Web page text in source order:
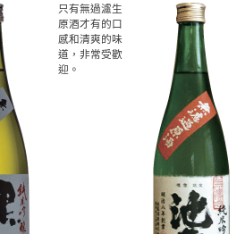
只有無過濾生
原酒才有的口
感和清爽的味
道，非常受歡
迎。